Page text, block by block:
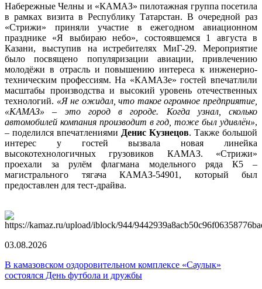
Набережные Челны и «КАМАЗ» пилотажная группа посетила
в рамках визита в Республику Татарстан. В очередной раз
«Стрижи» приняли участие в ежегодном авиационном
празднике «Я выбираю небо», состоявшемся 1 августа в
Казани, выступив на истребителях МиГ-29. Мероприятие
было посвящено популяризации авиации, привлечению
молодёжи в отрасль и повышению интереса к инженерно-
техническим профессиям. На «КАМАЗе» гостей впечатлили
масштабы производства и высокий уровень отечественных
технологий. «Я не ожидал, что такое огромное предприятие,
«КАМАЗ» – это город в городе. Когда узнал, сколько
автомобилей компания производит в год, тоже был удивлён»,
– поделился впечатлениями Денис Кузнецов. Также большой
интерес у гостей вызвала новая линейка
высокотехнологичных грузовиков КАМАЗ. «Стрижи»
проехали за рулём флагмана модельного ряда К5 –
магистрального тягача КАМАЗ-54901, который был
предоставлен для тест-драйва.
03.08.2026
В камазовском оздоровительном комплексе «Саулык»
состоялся День футбола и дружбы